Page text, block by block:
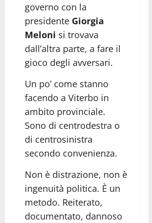
governo con la
presidente Giorgia
Meloni si trovava
dall’altra parte, a fare il
gioco degli avversari.
Un po’ come stanno
facendo a Viterbo in
ambito provinciale.
Sono di centrodestra o
di centrosinistra
secondo convenienza.
Non è distrazione, non è
ingenuità politica. È un
metodo. Reiterato,
documentato, dannoso